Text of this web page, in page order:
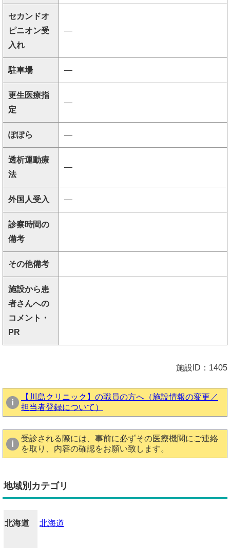
セカンドオ
ピニオン受
入れ
―
駐車場 ―
更生医療指
定
―
ぽぽら ―
透析運動療
法
―
外国人受入 ―
診察時間の
備考
その他備考
施設から患
者さんへの
コメント・
PR
施設ID：1405
【川島クリニック】の職員の方へ（施設情報の変更／
担当者登録について）
受診される際には、事前に必ずその医療機関にご連絡
を取り、内容の確認をお願い致します。
地域別カテゴリ
北海道 北海道